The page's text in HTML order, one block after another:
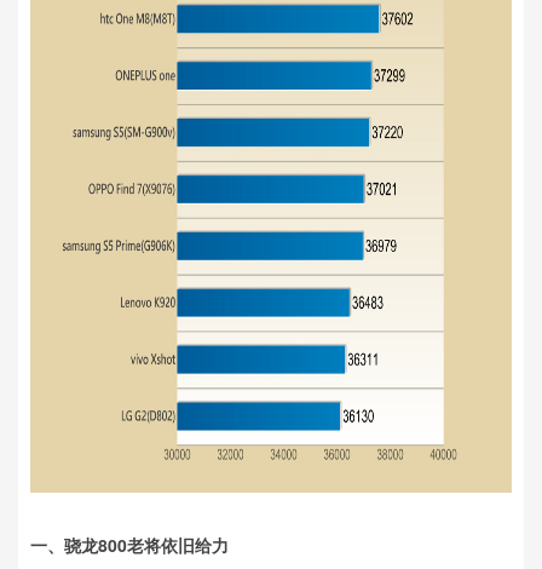
一、骁龙800老将依旧给力